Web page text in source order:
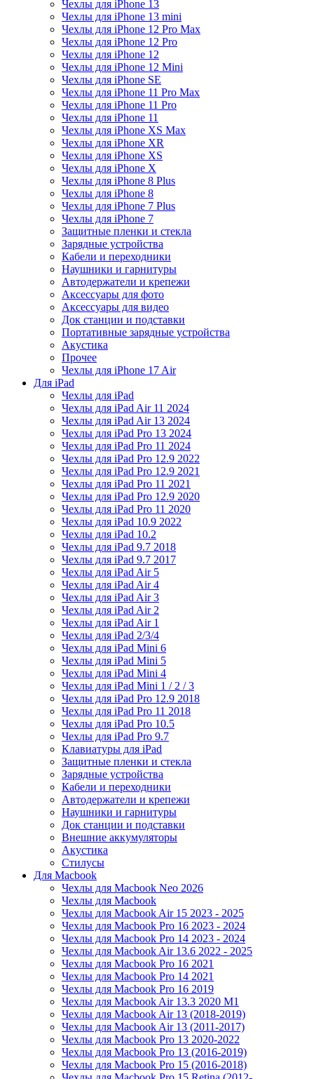
Чехлы для iPhone 13
Чехлы для iPhone 13 mini
Чехлы для iPhone 12 Pro Max
Чехлы для iPhone 12 Pro
Чехлы для iPhone 12
Чехлы для iPhone 12 Mini
Чехлы для iPhone SE
Чехлы для iPhone 11 Pro Max
Чехлы для iPhone 11 Pro
Чехлы для iPhone 11
Чехлы для iPhone XS Max
Чехлы для iPhone XR
Чехлы для iPhone XS
Чехлы для iPhone X
Чехлы для iPhone 8 Plus
Чехлы для iPhone 8
Чехлы для iPhone 7 Plus
Чехлы для iPhone 7
Защитные пленки и стекла
Зарядные устройства
Кабели и переходники
Наушники и гарнитуры
Автодержатели и крепежи
Аксессуары для фото
Аксессуары для видео
Док станции и подставки
Портативные зарядные устройства
Акустика
Прочее
Чехлы для iPhone 17 Air
Для iPad
Чехлы для iPad
Чехлы для iPad Air 11 2024
Чехлы для iPad Air 13 2024
Чехлы для iPad Pro 13 2024
Чехлы для iPad Pro 11 2024
Чехлы для iPad Pro 12.9 2022
Чехлы для iPad Pro 12.9 2021
Чехлы для iPad Pro 11 2021
Чехлы для iPad Pro 12.9 2020
Чехлы для iPad Pro 11 2020
Чехлы для iPad 10.9 2022
Чехлы для iPad 10.2
Чехлы для iPad 9.7 2018
Чехлы для iPad 9.7 2017
Чехлы для iPad Air 5
Чехлы для iPad Air 4
Чехлы для iPad Air 3
Чехлы для iPad Air 2
Чехлы для iPad Air 1
Чехлы для iPad 2/3/4
Чехлы для iPad Mini 6
Чехлы для iPad Mini 5
Чехлы для iPad Mini 4
Чехлы для iPad Mini 1 / 2 / 3
Чехлы для iPad Pro 12.9 2018
Чехлы для iPad Pro 11 2018
Чехлы для iPad Pro 10.5
Чехлы для iPad Pro 9.7
Клавиатуры для iPad
Защитные пленки и стекла
Зарядные устройства
Кабели и переходники
Автодержатели и крепежи
Наушники и гарнитуры
Док станции и подставки
Внешние аккумуляторы
Акустика
Стилусы
Для Macbook
Чехлы для Macbook Neo 2026
Чехлы для Macbook
Чехлы для Macbook Air 15 2023 - 2025
Чехлы для Macbook Pro 16 2023 - 2024
Чехлы для Macbook Pro 14 2023 - 2024
Чехлы для Macbook Air 13.6 2022 - 2025
Чехлы для Macbook Pro 16 2021
Чехлы для Macbook Pro 14 2021
Чехлы для Macbook Pro 16 2019
Чехлы для Macbook Air 13.3 2020 M1
Чехлы для Macbook Air 13 (2018-2019)
Чехлы для Macbook Air 13 (2011-2017)
Чехлы для Macbook Pro 13 2020-2022
Чехлы для Macbook Pro 13 (2016-2019)
Чехлы для Macbook Pro 15 (2016-2018)